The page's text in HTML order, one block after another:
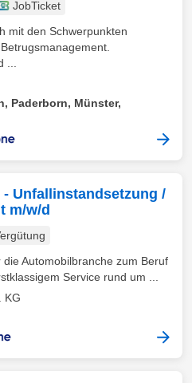
JobTicket
mit den Schwerpunkten
Paderborn, Münster,
Unfallinstandsetzung /
m/w/d
Automobilbranche zum Beruf
Service rund um ...
KG